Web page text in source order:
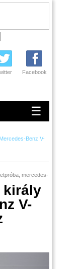
Facebook
☰
Benz V-
mercedes-
király
V-